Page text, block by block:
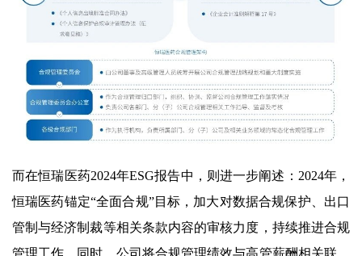
而在恒瑞医药2024年ESG报告中，则进一步阐述：2024年，
恒瑞医药锚定“全面合规”目标，加大对数据合规保护、出口
管制与经济制裁等相关条款内容的审核力度，持续推进合规
管理工作。同时，公司将合规管理绩效与高管薪酬相关联，